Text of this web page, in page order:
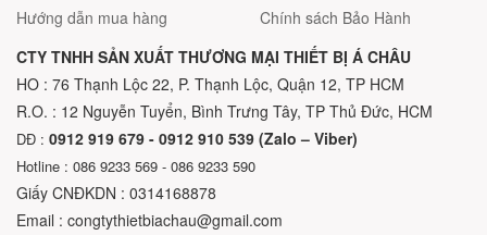
Hướng dẫn mua hàng
Chính sách Bảo Hành
CTY TNHH SẢN XUẤT THƯƠNG MẠI THIẾT BỊ Á CHÂU
HO : 76 Thạnh Lộc 22, P. Thạnh Lộc, Quận 12, TP HCM
R.O. : 12 Nguyễn Tuyển, Bình Trưng Tây, TP Thủ Đức, HCM
DĐ : 0912 919 679 - 0912 910 539 (Zalo – Viber)
Hotline : 086 9233 569 - 086 9233 590
Giấy CNĐKDN : 0314168878
Email : congtythietbiachau@gmail.com